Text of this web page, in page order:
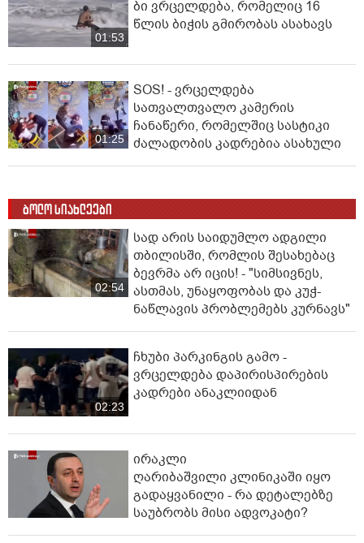
01:53
ბი ვრცელდება, რომელიც 16
წლის ბიჭის გმირობას ასახავს
01:25
SOS! - ვრცელდება
სათვალთვალო კამერის
ჩანაწერი, რომელშიც სასტიკი
ძალადობის კადრებია ასახული
ბოლო სიახლეები
02:54
სად არის საიდუმლო ადგილი
თბილისში, რომლის შესახებაც
ბევრმა არ იცის! - "სიმსივნეს,
ასთმას, უნაყოფობას და კუჭ-
ნაწლავის პრობლემებს კურნავს"
02:23
ჩხუბი პარკინგის გამო -
ვრცელდება დაპირისპირების
კადრები ანაკლიიდან
ირაკლი
ღარიბაშვილი კლინიკაში იყო
გადაყვანილი - რა დეტალებზე
საუბრობს მისი ადვოკატი?